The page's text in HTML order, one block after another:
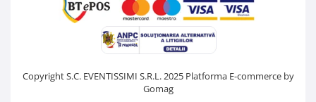
Copyright S.C. EVENTISSIMI S.R.L. 2025 Platforma E-commerce by
Gomag